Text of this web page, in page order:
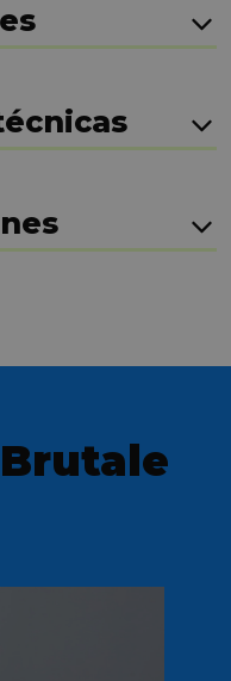
Brutale